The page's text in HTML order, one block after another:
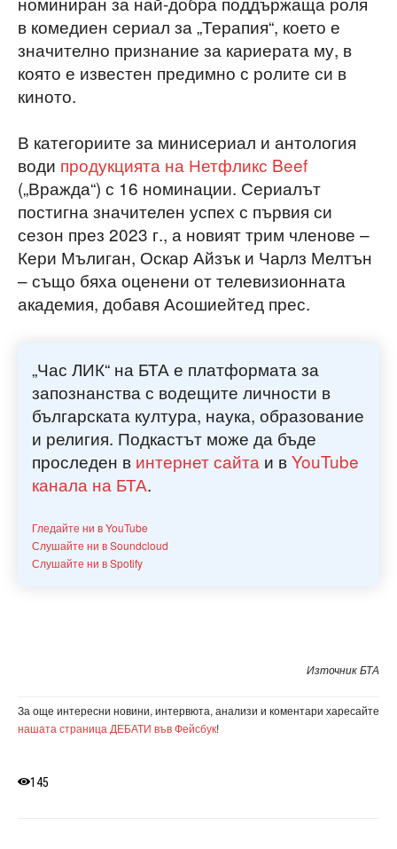
в комедиен сериал за „Терапия“, което е
значително признание за кариерата му, в
която е известен предимно с ролите си в
киното.
В категориите за минисериал и антология
води продукцията на Нетфликс Beef
(„Вражда“) с 16 номинации. Сериалът
постигна значителен успех с първия си
сезон през 2023 г., а новият трим членове –
Кери Мълиган, Оскар Айзък и Чарлз Мелтън
– също бяха оценени от телевизионната
академия, добавя Асошиейтед прес.
„Час ЛИК“ на БТА е платформата за
запознанства с водещите личности в
българската култура, наука, образование
и религия. Подкастът може да бъде
проследен в интернет сайта и вYouTube
канала на БТА.
Гледайте ни в YouTube
Слушайте ни в Soundcloud
Слушайте ни в Spotify
Източник БТА
За още интересни новини, интервюта, анализи и коментари харесайте
нашата страница ДЕБАТИ във Фейсбук!
145